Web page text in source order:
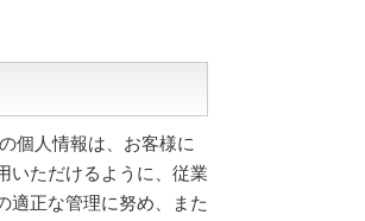
個人情報は、お客様に
いただけるように、従業
適正な管理に努め、また